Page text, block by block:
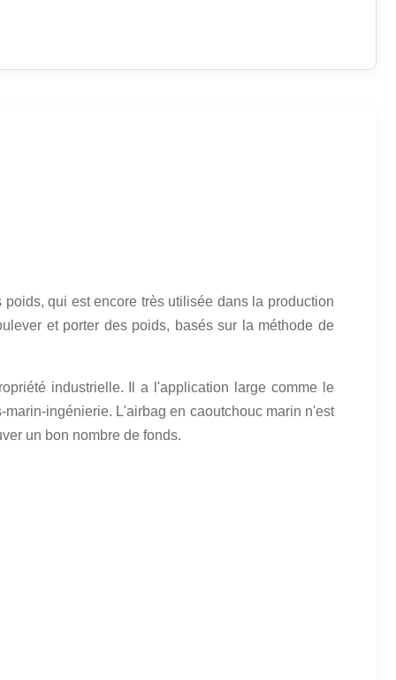
qui est encore très utilisée dans la production
et porter des poids, basés sur la méthode de
industrielle. Il a l'application large comme le
ingénierie. L'airbag en caoutchouc marin n'est
un bon nombre de fonds.